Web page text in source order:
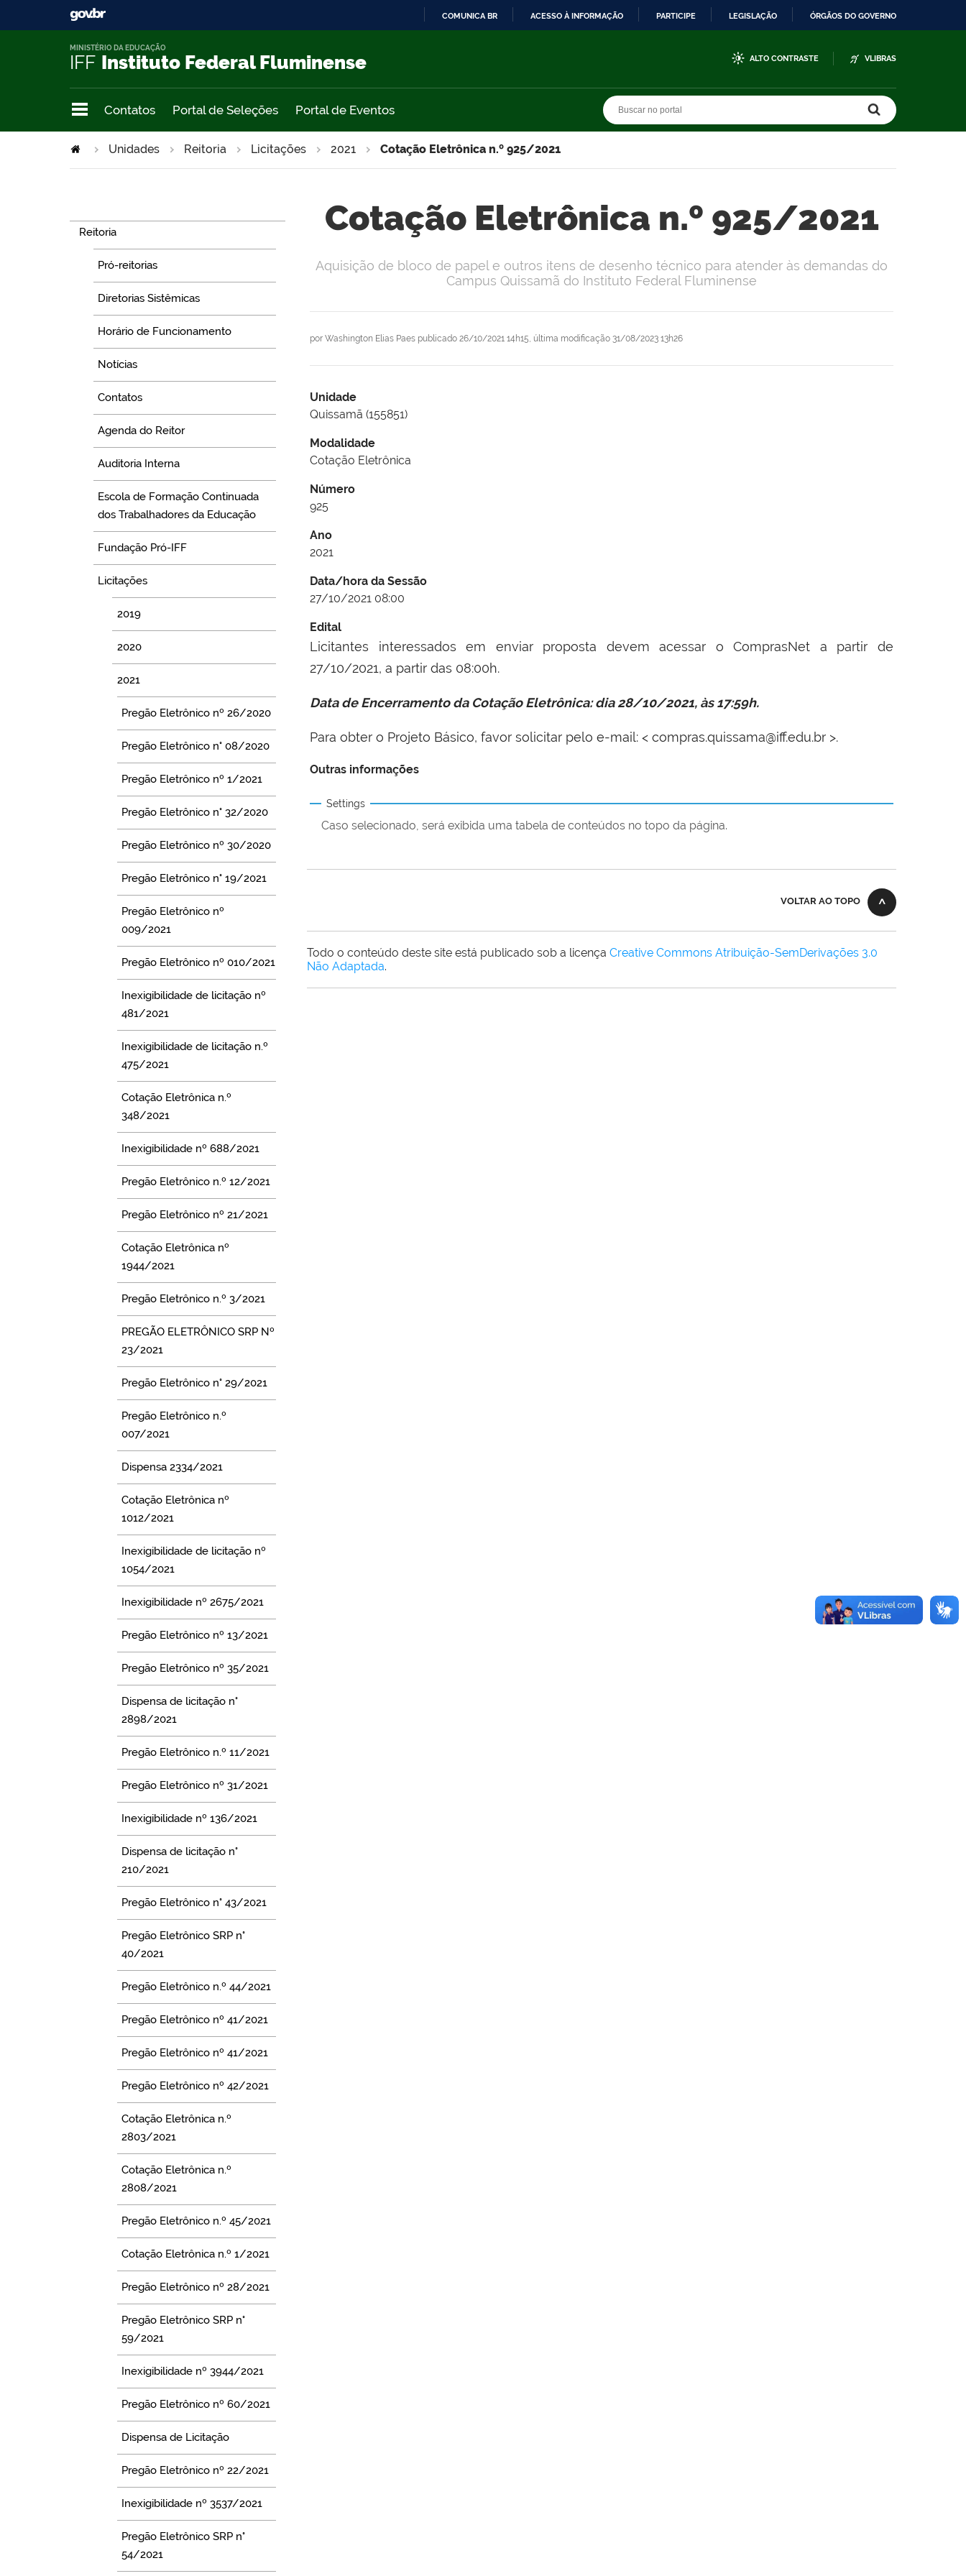
COMUNICA BR ACESSO À INFORMAÇÃO PARTICIPE LEGISLAÇÃO ÓRGÃOS DO GOVERNO
IFF Instituto Federal Fluminense
MINISTÉRIO DA EDUCAÇÃO
ALTO CONTRASTE VLIBRAS
Contatos Portal de Seleções Portal de Eventos
Unidades Reitoria Licitações 2021 Cotação Eletrônica n.º 925/2021
Reitoria
Pró-reitorias
Diretorias Sistêmicas
Horário de Funcionamento
Notícias
Contatos
Agenda do Reitor
Auditoria Interna
Escola de Formação Continuada
dos Trabalhadores da Educação
Fundação Pró-IFF
Licitações
2019
2020
2021
Pregão Eletrônico nº 26/2020
Pregão Eletrônico n° 08/2020
Pregão Eletrônico nº 1/2021
Pregão Eletrônico n° 32/2020
Pregão Eletrônico nº 30/2020
Pregão Eletrônico n° 19/2021
Pregão Eletrônico nº
009/2021
Pregão Eletrônico nº 010/2021
Inexigibilidade de licitação nº
481/2021
Inexigibilidade de licitação n.º
475/2021
Cotação Eletrônica n.º
348/2021
Inexigibilidade nº 688/2021
Pregão Eletrônico n.º 12/2021
Pregão Eletrônico nº 21/2021
Cotação Eletrônica nº
1944/2021
Pregão Eletrônico n.º 3/2021
PREGÃO ELETRÔNICO SRP Nº
23/2021
Pregão Eletrônico n° 29/2021
Pregão Eletrônico n.º
007/2021
Dispensa 2334/2021
Cotação Eletrônica nº
1012/2021
Inexigibilidade de licitação nº
1054/2021
Inexigibilidade nº 2675/2021
Pregão Eletrônico nº 13/2021
Pregão Eletrônico nº 35/2021
Dispensa de licitação n°
2898/2021
Pregão Eletrônico n.º 11/2021
Pregão Eletrônico nº 31/2021
Inexigibilidade nº 136/2021
Dispensa de licitação n°
210/2021
Pregão Eletrônico n° 43/2021
Pregão Eletrônico SRP n°
40/2021
Pregão Eletrônico n.º 44/2021
Pregão Eletrônico nº 41/2021
Pregão Eletrônico nº 41/2021
Pregão Eletrônico nº 42/2021
Cotação Eletrônica n.º
2803/2021
Cotação Eletrônica n.º
2808/2021
Pregão Eletrônico n.º 45/2021
Cotação Eletrônica n.º 1/2021
Pregão Eletrônico nº 28/2021
Pregão Eletrônico SRP n°
59/2021
Inexigibilidade nº 3944/2021
Pregão Eletrônico nº 60/2021
Dispensa de Licitação
Pregão Eletrônico nº 22/2021
Inexigibilidade nº 3537/2021
Pregão Eletrônico SRP n°
54/2021
Cotação Eletrônica n.º 925/2021
por Washington Elias Paes publicado 26/10/2021 14h15, última modificação 31/08/2023 13h26
Aquisição de bloco de papel e outros itens de desenho técnico para atender às demandas do
Campus Quissamã do Instituto Federal Fluminense
Unidade
Quissamã (155851)
Modalidade
Cotação Eletrônica
Número
925
Ano
2021
Data/hora da Sessão
27/10/2021 08:00
Edital
Licitantes interessados em enviar proposta devem acessar o ComprasNet a partir de
27/10/2021, a partir das 08:00h.
Data de Encerramento da Cotação Eletrônica: dia 28/10/2021, às 17:59h.
Para obter o Projeto Básico, favor solicitar pelo e-mail: < compras.quissama@iff.edu.br >.
Outras informações
Settings
Caso selecionado, será exibida uma tabela de conteúdos no topo da página.
VOLTAR AO TOPO
Todo o conteúdo deste site está publicado sob a licença Creative Commons Atribuição-SemDerivações 3.0
Não Adaptada.